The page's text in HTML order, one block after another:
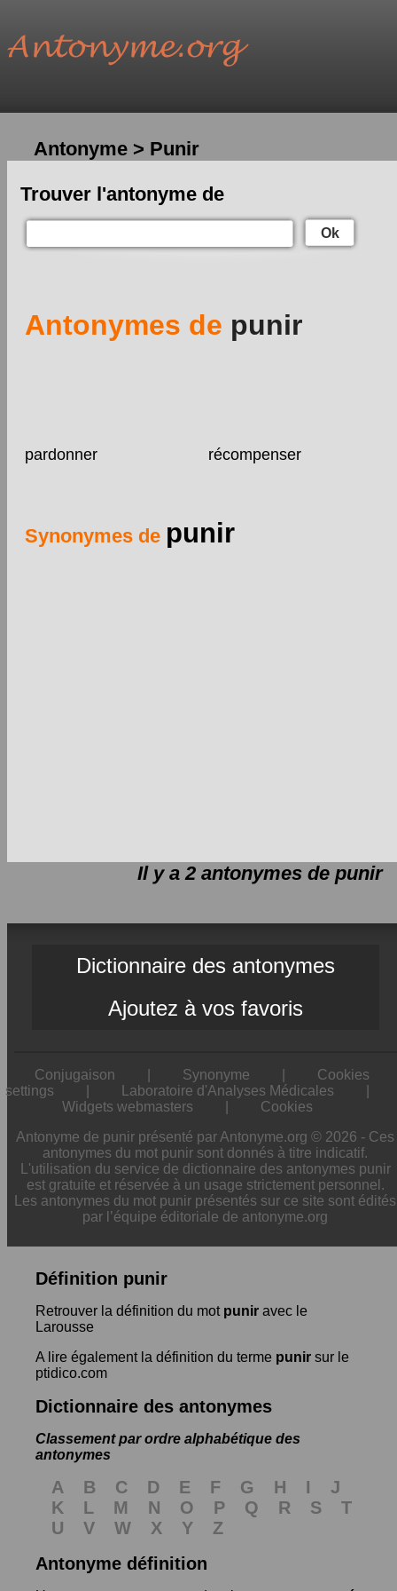
Antonyme > Punir
Trouver l'antonyme de
Ok
Antonymes de punir
pardonner récompenser
Synonymes de punir
Il y a 2 antonymes de punir
Dictionnaire des antonymes
Ajoutez à vos favoris
Conjugaison Synonyme
Cookies
settings
Laboratoire d'Analyses Médicales
Widgets webmasters
Cookies
Antonyme de punir présenté par Antonyme.org © 2026 - Ces
antonymes du mot punir sont donnés à titre indicatif.
L'utilisation du service de dictionnaire des antonymes punir
est gratuite et réservée à un usage strictement personnel.
Les antonymes du mot punir présentés sur ce site sont édités
par l’équipe éditoriale de antonyme.org
Définition punir
Retrouver la définition du mot punir avec le
Larousse
A lire également la définition du terme punir sur le
ptidico.com
Dictionnaire des antonymes
Classement par ordre alphabétique des
antonymes
A B C D E F G H I
J
K
L M N O P Q R S
T
U
V W X Y
Z
Antonyme définition